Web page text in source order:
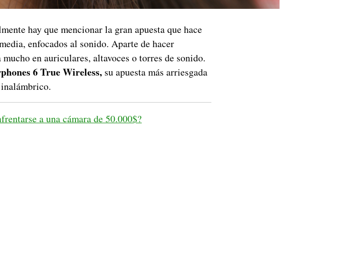
hay que mencionar la gran apuesta que hace
enfocados al sonido. Aparte de hacer
en auriculares, altavoces o torres de sonido.
6 True Wireless, su apuesta más arriesgada
a una cámara de 50.000$?